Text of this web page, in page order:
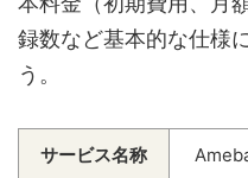
録数など基本的な仕様
う。
サービス名称